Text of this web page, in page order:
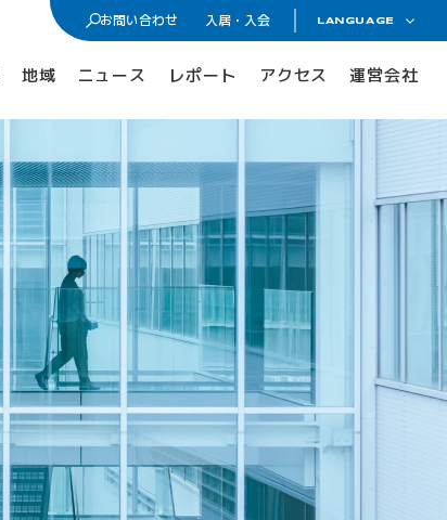
お問い合わせ 入居・入会 LANGUAGE
ENGLISH
地域 ニュース レポート アクセス 運営会社
入居・メンバー企業一覧
入居者コミュニティ
サイエンスカフェ
有志活動
(iPass)
アイパーク公認クラブ
Innovators in Shonan iPark
入居者・メンバーシップの声
iStory
Future meets Future